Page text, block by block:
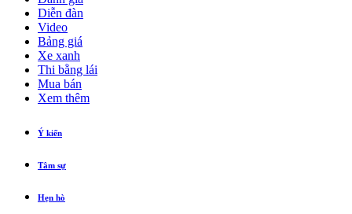
Diễn đàn
Video
Bảng giá
Xe xanh
Thi bằng lái
Mua bán
Xem thêm
Ý kiến
Tâm sự
Hẹn hò